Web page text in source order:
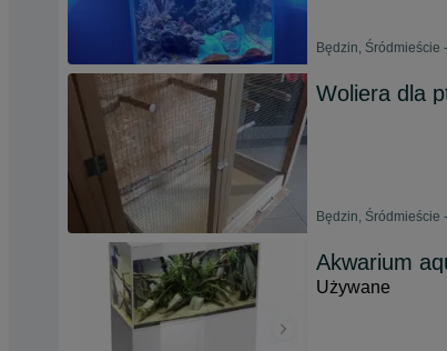
Będzin, Śródmieście
Woliera dla
Będzin, Śródmieście
Akwarium
Używane